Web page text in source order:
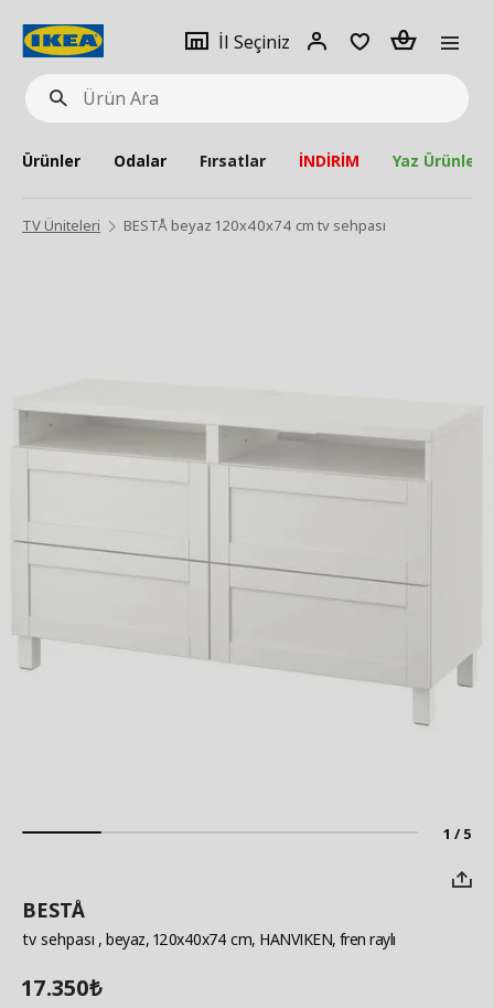
Ürün
Ara
İl Seçiniz
Giriş
Adet
Ürünler Odalar Fırsatlar İNDİRİM Yaz Ürünleri
TV Üniteleri BESTÅ beyaz 120x40x74 cm tv sehpası
1 / 5
BESTÅ
tv sehpası , beyaz, 120x40x74 cm, HANVIKEN, fren raylı
17.350₺